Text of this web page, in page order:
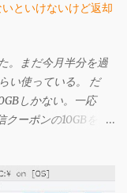
といけないけど返却
。まだ今月半分を過
い使っている。 だ
しかない。一応
クーポンの10GBを使
そんなの嘘っぱち